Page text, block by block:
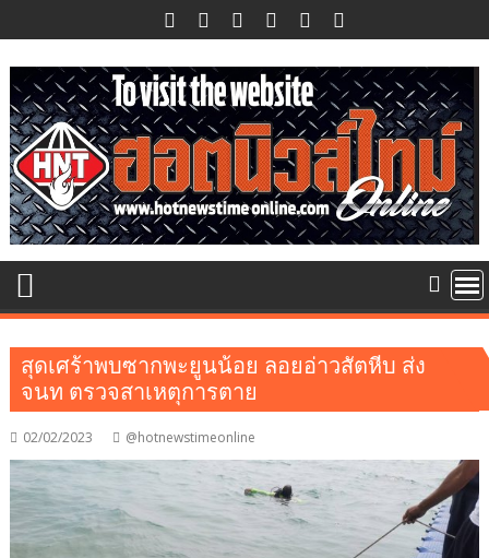
to
content
สุดเศร้าพบซากพะยูนน้อย ลอยอ่าวสัตหีบ ส่ง
จนท ตรวจสาเหตุการตาย
02/02/2023 @hotnewstimeonline